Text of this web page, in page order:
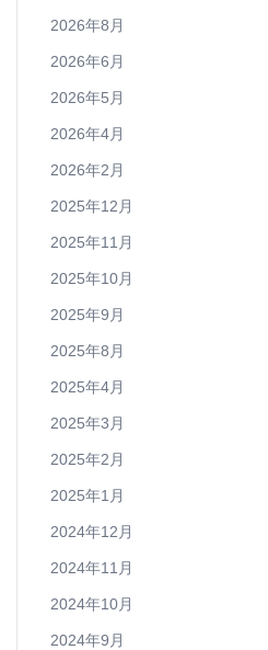
2026年8月
2026年6月
2026年5月
2026年4月
2026年2月
2025年12月
2025年11月
2025年10月
2025年9月
2025年8月
2025年4月
2025年3月
2025年2月
2025年1月
2024年12月
2024年11月
2024年10月
2024年9月